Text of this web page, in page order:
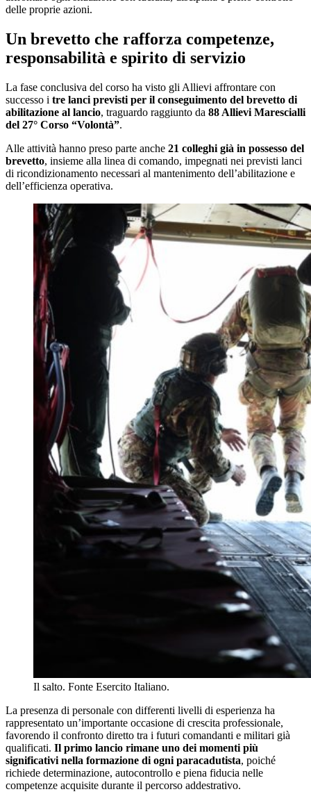
delle proprie azioni.
Un brevetto che rafforza competenze,
responsabilità e spirito di servizio
La fase conclusiva del corso ha visto gli Allievi affrontare con
successo i tre lanci previsti per il conseguimento del brevetto di
abilitazione al lancio, traguardo raggiunto da 88 Allievi Marescialli
del 27° Corso “Volontà”.
Alle attività hanno preso parte anche 21 colleghi già in possesso del
brevetto, insieme alla linea di comando, impegnati nei previsti lanci
di ricondizionamento necessari al mantenimento dell’abilitazione e
dell’efficienza operativa.
Il salto. Fonte Esercito Italiano.
La presenza di personale con differenti livelli di esperienza ha
rappresentato un’importante occasione di crescita professionale,
favorendo il confronto diretto tra i futuri comandanti e militari già
qualificati. Il primo lancio rimane uno dei momenti più
significativi nella formazione di ogni paracadutista, poiché
richiede determinazione, autocontrollo e piena fiducia nelle
competenze acquisite durante il percorso addestrativo.